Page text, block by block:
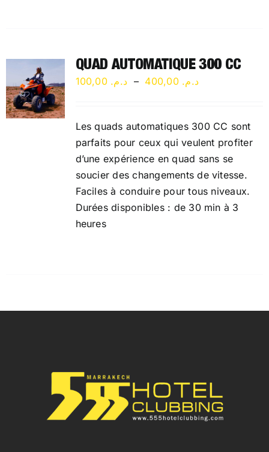
QUAD AUTOMATIQUE 300 CC
د.م. 100,00 – د.م. 400,00
Plage
د.م. 100,00
à
د.م. 400,00
Les quads automatiques 300 CC sont
parfaits pour ceux qui veulent profiter
d’une expérience en quad sans se
soucier des changements de vitesse.
Faciles à conduire pour tous niveaux.
Durées disponibles : de 30 min à 3
heures